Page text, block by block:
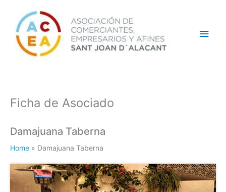
contenido
Ficha de Asociado
Damajuana Taberna
Home » Damajuana Taberna